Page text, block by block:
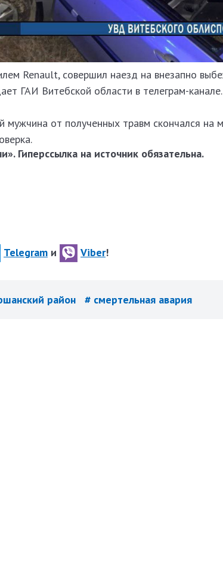
Renault, совершил наезд на внезапно
ГАИ Витебской области в телеграм-
мужчина от полученных травм скончался на
Гиперссылка на источник обязательна.
Telegram и Viber!
район # смертельная авария